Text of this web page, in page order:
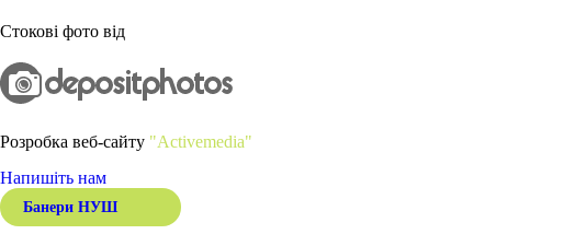
Стокові фото від
Розробка веб-сайту "Activemedia"
Напишіть нам
Банери НУШ